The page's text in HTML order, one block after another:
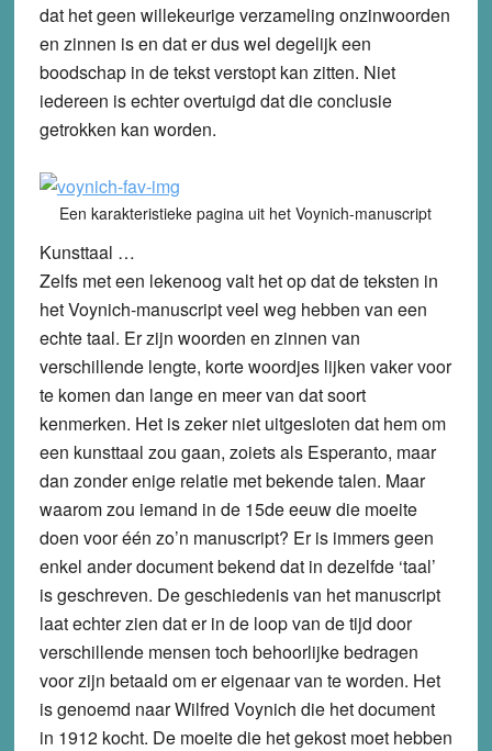
dat het geen willekeurige verzameling onzinwoorden
en zinnen is en dat er dus wel degelijk een
boodschap in de tekst verstopt kan zitten. Niet
iedereen is echter overtuigd dat die conclusie
getrokken kan worden.
Een karakteristieke pagina uit het Voynich-manuscript
Kunsttaal …
Zelfs met een lekenoog valt het op dat de teksten in
het Voynich-manuscript veel weg hebben van een
echte taal. Er zijn woorden en zinnen van
verschillende lengte, korte woordjes lijken vaker voor
te komen dan lange en meer van dat soort
kenmerken. Het is zeker niet uitgesloten dat hem om
een kunsttaal zou gaan, zoiets als Esperanto, maar
dan zonder enige relatie met bekende talen. Maar
waarom zou iemand in de 15de eeuw die moeite
doen voor één zo’n manuscript? Er is immers geen
enkel ander document bekend dat in dezelfde ‘taal’
is geschreven. De geschiedenis van het manuscript
laat echter zien dat er in de loop van de tijd door
verschillende mensen toch behoorlijke bedragen
voor zijn betaald om er eigenaar van te worden. Het
is genoemd naar Wilfred Voynich die het document
in 1912 kocht. De moeite die het gekost moet hebben